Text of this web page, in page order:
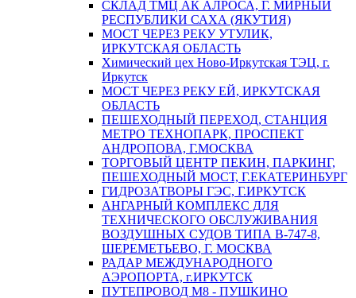
СКЛАД ТМЦ АК АЛРОСА, Г. МИРНЫЙ
РЕСПУБЛИКИ САХА (ЯКУТИЯ)
МОСТ ЧЕРЕЗ РЕКУ УТУЛИК,
ИРКУТСКАЯ ОБЛАСТЬ
Химический цех Ново-Иркутская ТЭЦ, г.
Иркутск
МОСТ ЧЕРЕЗ РЕКУ ЕЙ, ИРКУТСКАЯ
ОБЛАСТЬ
ПЕШЕХОДНЫЙ ПЕРЕХОД, СТАНЦИЯ
МЕТРО ТЕХНОПАРК, ПРОСПЕКТ
АНДРОПОВА, Г.МОСКВА
ТОРГОВЫЙ ЦЕНТР ПЕКИН, ПАРКИНГ,
ПЕШЕХОДНЫЙ МОСТ, Г.ЕКАТЕРИНБУРГ
ГИДРОЗАТВОРЫ ГЭС, Г.ИРКУТСК
АНГАРНЫЙ КОМПЛЕКС ДЛЯ
ТЕХНИЧЕСКОГО ОБСЛУЖИВАНИЯ
ВОЗДУШНЫХ СУДОВ ТИПА В-747-8,
ШЕРЕМЕТЬЕВО, Г. МОСКВА
РАДАР МЕЖДУНАРОДНОГО
АЭРОПОРТА, г.ИРКУТСК
ПУТЕПРОВОД М8 - ПУШКИНО